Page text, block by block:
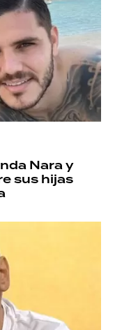
Nara y
sus hijas